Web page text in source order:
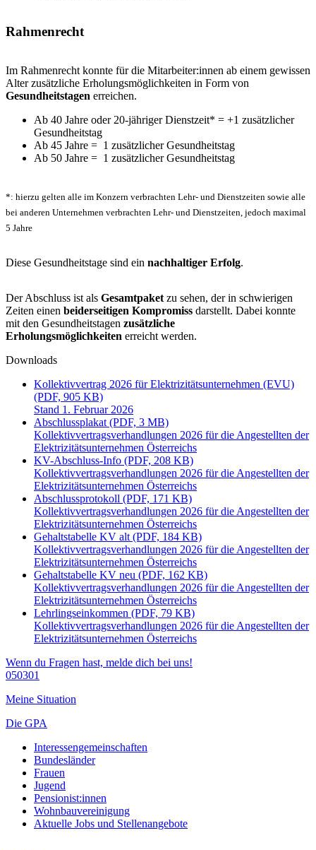
Rahmenrecht
Im Rahmenrecht konnte für die Mitarbeiter:innen ab einem gewissen
Alter zusätzliche Erholungsmöglichkeiten in Form von
Gesundheitstagen erreichen.
Ab 40 Jahre oder 20-jähriger Dienstzeit* = +1 zusätzlicher
Gesundheitstag
Ab 45 Jahre = 1 zusätzlicher Gesundheitstag
Ab 50 Jahre = 1 zusätzlicher Gesundheitstag
*: hierzu gelten alle im Konzern verbrachten Lehr- und Dienstzeiten sowie alle
bei anderen Unternehmen verbrachten Lehr- und Dienstzeiten, jedoch maximal
5 Jahre
Diese Gesundheitstage sind ein nachhaltiger Erfolg.
Der Abschluss ist als Gesamtpaket zu sehen, der in schwierigen
Zeiten einen beiderseitigen Kompromiss darstellt. Dabei konnte
mit den Gesundheitstagen zusätzliche
Erholungsmöglichkeiten erreicht werden.
Downloads
Kollektivvertrag 2026 für Elektrizitätsunternehmen (EVU)
(PDF, 905 KB)
Stand 1. Februar 2026
Abschlussplakat (PDF, 3 MB)
Kollektivvertragsverhandlungen 2026 für die Angestellten der
Elektrizitätsunternehmen Österreichs
KV-Abschluss-Info (PDF, 208 KB)
Kollektivvertragsverhandlungen 2026 für die Angestellten der
Elektrizitätsunternehmen Österreichs
Abschlussprotokoll (PDF, 171 KB)
Kollektivvertragsverhandlungen 2026 für die Angestellten der
Elektrizitätsunternehmen Österreichs
Gehaltstabelle KV alt (PDF, 184 KB)
Kollektivvertragsverhandlungen 2026 für die Angestellten der
Elektrizitätsunternehmen Österreichs
Gehaltstabelle KV neu (PDF, 162 KB)
Kollektivvertragsverhandlungen 2026 für die Angestellten der
Elektrizitätsunternehmen Österreichs
Lehrlingseinkommen (PDF, 79 KB)
Kollektivvertragsverhandlungen 2026 für die Angestellten der
Elektrizitätsunternehmen Österreichs
Wenn du Fragen hast, melde dich bei uns!
050301
Meine Situation
Die GPA
Interessengemeinschaften
Bundesländer
Frauen
Jugend
Pensionist:innen
Wohnbauvereinigung
Aktuelle Jobs und Stellenangebote